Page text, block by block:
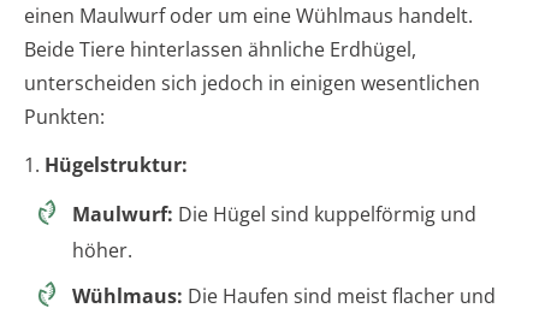
einen Maulwurf oder um eine Wühlmaus handelt.
Beide Tiere hinterlassen ähnliche Erdhügel,
unterscheiden sich jedoch in einigen wesentlichen
Punkten:
1. Hügelstruktur:
Maulwurf: Die Hügel sind kuppelförmig und
höher.
Wühlmaus: Die Haufen sind meist flacher und